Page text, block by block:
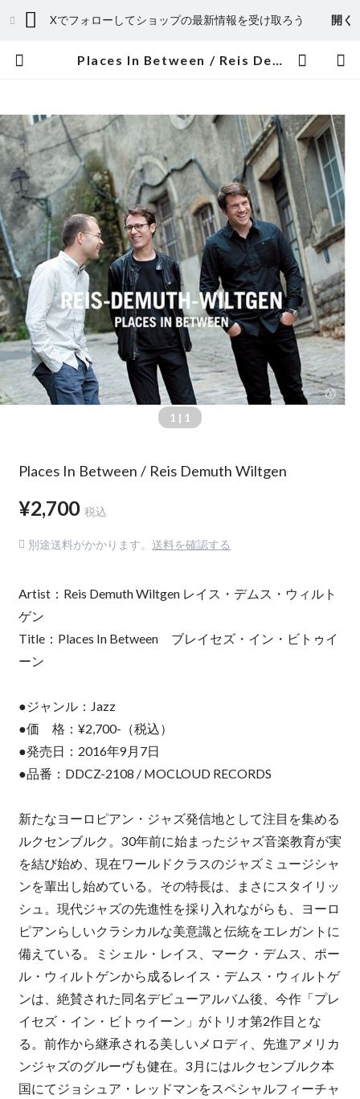
Xでフォローしてショップの最新情報を受け取ろう 開く
Places In Between / Reis Demuth Wiltgen | WONTANARA TOKYO
1 | 1
Places In Between / Reis Demuth Wiltgen
¥2,700 税込
別途送料がかかります。 送料を確認する
Artist：Reis Demuth Wiltgen レイス・デムス・ウィルト
ゲン
Title：Places In Between ブレイセズ・イン・ビトゥイ
ーン
●ジャンル：Jazz
●価 格：¥2,700-（税込）
●発売日：2016年9月7日
●品番：DDCZ-2108 / MOCLOUD RECORDS
新たなヨーロピアン・ジャズ発信地として注目を集める
ルクセンブルク。30年前に始まったジャズ音楽教育が実
を結び始め、現在ワールドクラスのジャズミュージシャ
ンを輩出し始めている。その特長は、まさにスタイリッ
シュ。現代ジャズの先進性を採り入れながらも、ヨーロ
ピアンらしいクラシカルな美意識と伝統をエレガントに
備えている。ミシェル・レイス、マーク・デムス、ポー
ル・ウィルトゲンから成るレイス・デムス・ウィルトゲ
ンは、絶賛された同名デビューアルバム後、今作「プレ
イセズ・イン・ビトゥイーン」がトリオ第2作目とな
る。前作から継承される美しいメロディ、先進アメリカ
ンジャズのグルーヴも健在。3月にはルクセンブルク本
国にてジョシュア・レッドマンをスペシャルフィーチャ